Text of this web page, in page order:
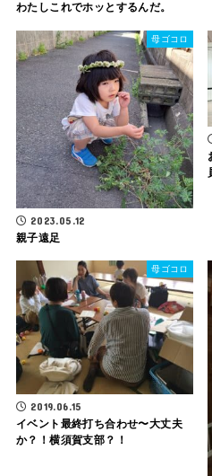
わたしこれでホッとするんだ。
母ゴコロ
2023.05.12
親子遠足
母ゴコロ
2019.06.15
イベント最終打ち合わせ〜大丈夫
か？！横須賀支部？！